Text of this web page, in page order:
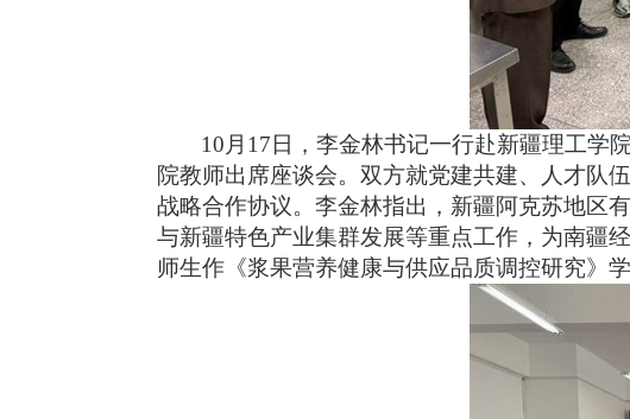
10 月 17 日，李金林书记一行赴新疆理工学
院教师出席座谈会。双方就党建共建、人才队
战略合作协议。李金林指出，新疆阿克苏地区
与新疆特色产业集群发展等重点工作，为南疆
师生作《浆果营养健康与供应品质调控研究》学